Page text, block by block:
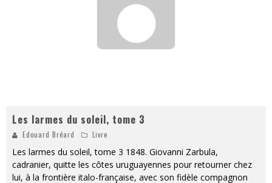
Les larmes du soleil, tome 3
Edouard Bréard Livre
Les larmes du soleil, tome 3 1848. Giovanni Zarbula,
cadranier, quitte les côtes uruguayennes pour retourner chez
lui, à la frontière italo-française, avec son fidèle compagnon